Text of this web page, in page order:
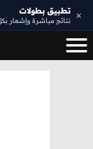
× تطبيق بطولات
نتائج مباشرة وإشعار